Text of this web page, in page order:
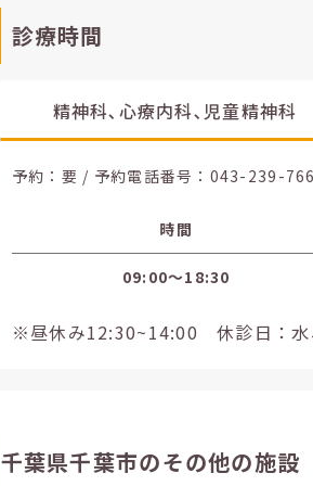
診療時間
精神科､心療内科､児童精神科
予約：要 / 予約電話番号： 043-239-
時間
09:00〜18:30
※昼休み12:30~14:00 休診日：水
千葉県千葉市のその他の施設